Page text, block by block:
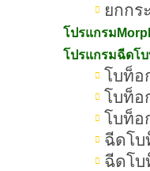
ยกกร
โปรแกรม
โปรแกรมฉีดโ
โบท็อ
โบท็อ
โบท็อ
ฉีดโบ
ฉีดโบ
แบบไหนดี
คอลลาเจน เป็
ผิวพรรณของเร
ออร่า ซึ่งคนเร
ตัวอยู่แล้ว แต่พ
คอลลาเจนในตั